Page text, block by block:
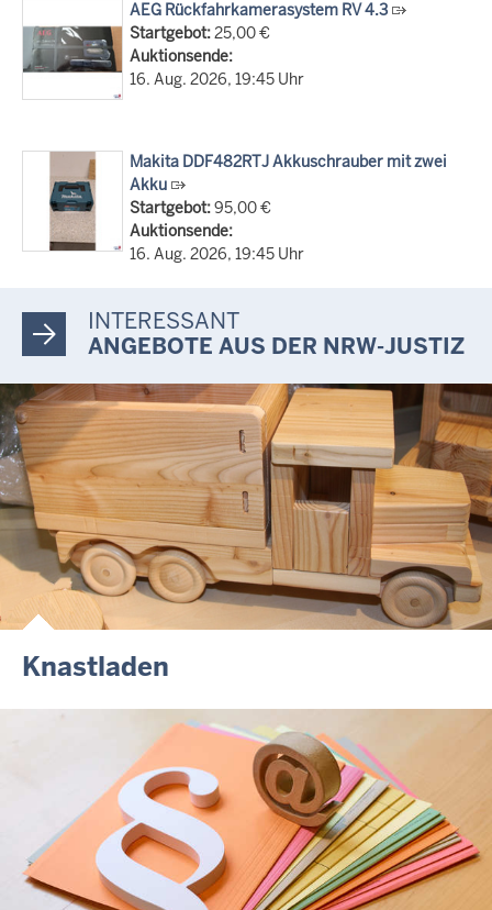
AEG Rückfahrkamerasystem RV 4.3
Startgebot:25,00 €
Auktionsende:
16. Aug. 2026, 19:45 Uhr
Makita DDF482RTJ Akkuschrauber mit zwei
Akku
Startgebot:95,00 €
Auktionsende:
16. Aug. 2026, 19:45 Uhr
INTERESSANT
ANGEBOTE AUS DER NRW-JUSTIZ
Knastladen